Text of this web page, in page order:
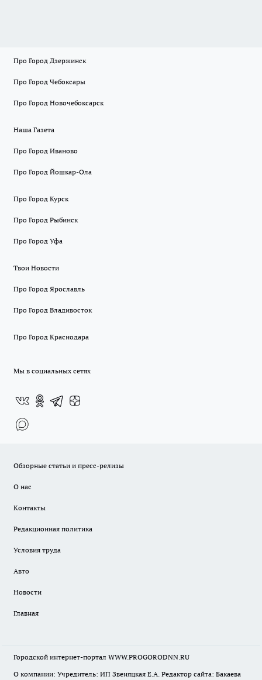
Про Город Дзержинск
Про Город Чебоксары
Про Город Новочебоксарск
Наша Газета
Про Город Иваново
Про Город Йошкар-Ола
Про Город Курск
Про Город Рыбинск
Про Город Уфа
Твои Новости
Про Город Ярославль
Про Город Владивосток
Про Город Краснодара
Мы в социальных сетях
Обзорные статьи и пресс-релизы
О нас
Контакты
Редакционная политика
Условия труда
Авто
Новости
Главная
Городской интернет-портал WWW.PROGORODNN.RU
О компании: Учредитель: ИП Звеняцкая Е.А. Редактор сайта: Бакаева